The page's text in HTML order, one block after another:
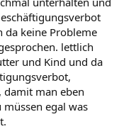
da keine Probleme
lettlich
und Kind und da
damit man eben
egal was